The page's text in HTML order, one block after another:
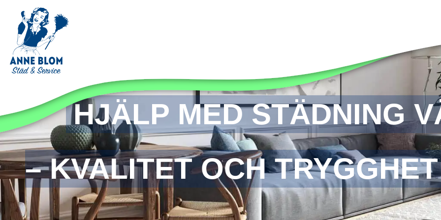
HJÄLP MED STÄDNING
– KVALITET OCH